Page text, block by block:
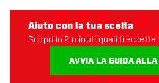
Aiuto con la tua scelta
Scopri in 2 minuti quali freccette
AVVIA LA GUIDA